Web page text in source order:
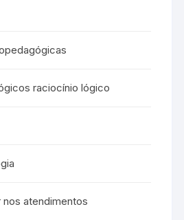
raciocínio lógico
nos atendimentos